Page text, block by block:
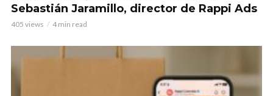
Sebastián Jaramillo, director de Rappi Ads
405 views 4 min read